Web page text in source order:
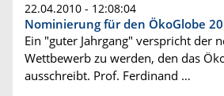
22.04.2010 - 12:08:04
Nominierung für den ÖkoGlobe
Ein "guter Jahrgang" verspricht der
Wettbewerb zu werden, den das
ausschreibt. Prof. Ferdinand …